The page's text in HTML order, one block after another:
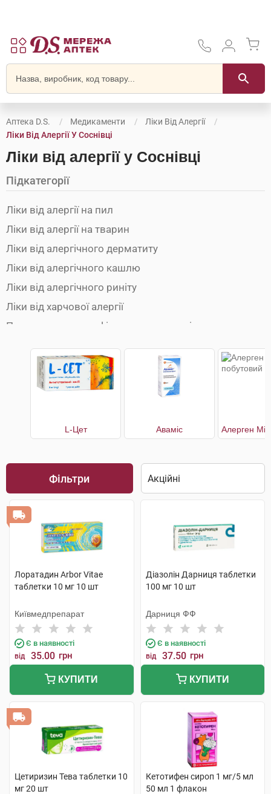
Аптека D.S. Медикаменти
Ліки Від Алергії
Ліки Від Алергії У Соснівці
Ліки від алергії у Соснівці
Підкатегорії
Ліки від алергії на пил
Ліки від алергії на тварин
Ліки від алергічного дерматиту
Ліки від алергічного кашлю
Ліки від алергічного риніту
Ліки від харчової алергії
Препарати при анафілактичному шоці
L-Цет Аваміс
Фільтри
Лоратадин Arbor Vitae
таблетки 10 мг 10 шт
Київмедпрепарат
Є в наявності
від 35.00 грн
КУПИТИ
Діазолін Дарниця таблетки
100 мг 10 шт
Дарниця ФФ
Є в наявності
від 37.50 грн
КУПИТИ
Цетиризин Тева таблетки 10
мг 20 шт
Кетотифен сироп 1 мг/5 мл
50 мл 1 флакон